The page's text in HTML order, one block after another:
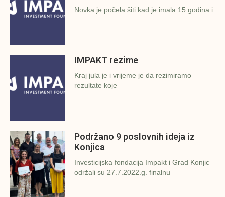
Novka je počela šiti kad je imala 15 godina i
IMPAKT rezime
Kraj jula je i vrijeme je da rezimiramo
rezultate koje
Podržano 9 poslovnih ideja iz
Konjica
Investicijska fondacija Impakt i Grad Konjic
održali su 27.7.2022.g. finalnu